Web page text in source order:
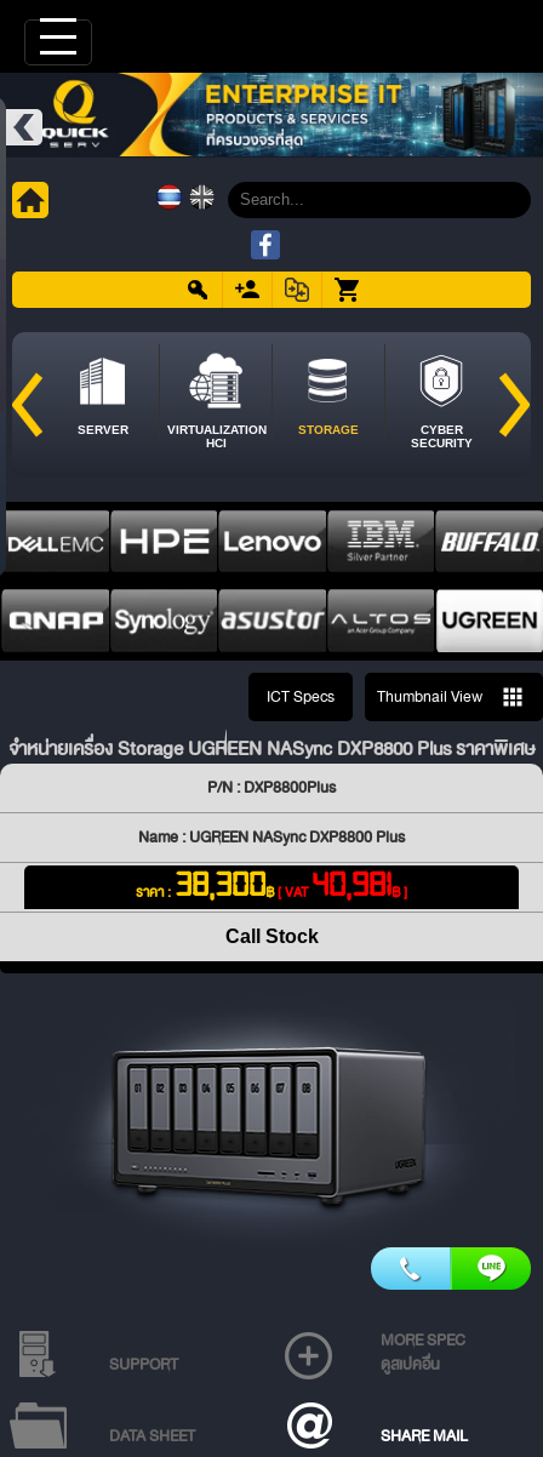
SERVER
VIRTUALIZATION
HCI
STORAGE
CYBER
SECURITY
ICT Specs Thumbnail View
จำหน่ายเครื่อง Storage UGREEN NASync DXP8800 Plus ราคาพิเศษ
P/N : DXP8800Plus
Name : UGREEN NASync DXP8800 Plus
ราคา : 38,300฿[ VAT40,981฿ ]
Call Stock
SUPPORT
MORE SPEC
ดูสเปคอื่น
DATA SHEET SHARE MAIL